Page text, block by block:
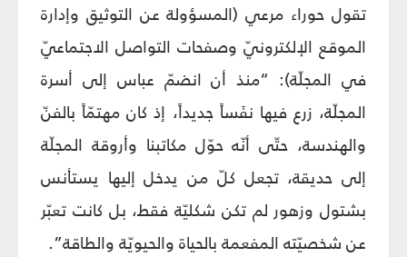
تقول حوراء مرعي (المسؤولة عن التوثيق وإدارة
الموقع الإلكترونيّ وصفحات التواصل الاجتماعيّ
في المجلّة): “منذ أن انضمّ عباس إلى أسرة
المجلّة، زرع فيها نفَساً جديداً، إذ كان مهتمّاً بالفنّ
والهندسة، حتّى أنّه حوّل مكاتبنا وأروقة المجلّة
إلى حديقة، تجعل كلّ من يدخل إليها يستأنس
بشتول وزهور لم تكن شكليّة فقط، بل كانت تعبّر
عن شخصيّته المفعمة بالحياة والحيويّة والطاقة”.